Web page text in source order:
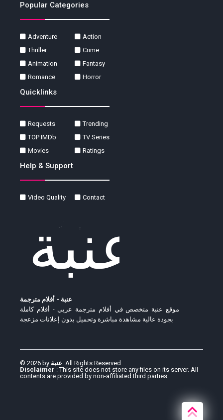
Popular Categories
Adventure
Action
Thriller
Crime
Animation
Fantasy
Romance
Horror
Quicklinks
Requests
Trending
TOP IMDb
TV Series
Movies
Ratings
Help & Support
Video Quality Contact
عنبة - أفلام مترجمة
موقع عنبة متخصص في أفلام مترجمة عربي - أفلام كاملة
بجودة عالية مشاهدة مباشرة وتحميل بدون إعلانات مزعجة
© 2026 by عنبة. All Rights Reserved
Disclaimer : This site does not store any files on its server. All
contents are provided by non-affiliated third parties.